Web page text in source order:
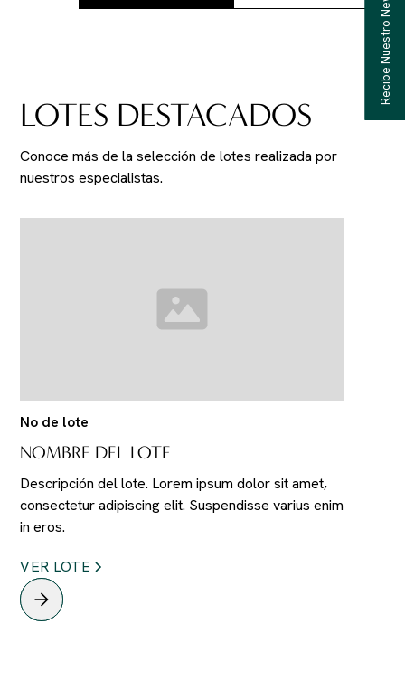
LOTES DESTACADOS
Conoce más de la selección de lotes realizada por
nuestros especialistas.
No de lote
NOMBRE DEL LOTE
Descripción del lote. Lorem ipsum dolor sit amet,
consectetur adipiscing elit. Suspendisse varius enim
in eros.
VER LOTE
Recibe Nuestro Newsletter